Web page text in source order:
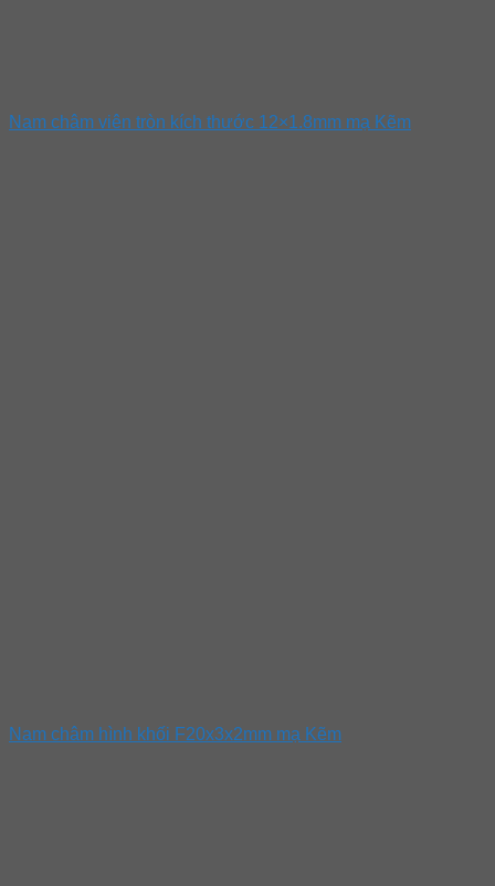
Nam châm viên tròn kích thước 12×1.8mm mạ Kẽm
Nam châm hình khối F20x3x2mm mạ Kẽm